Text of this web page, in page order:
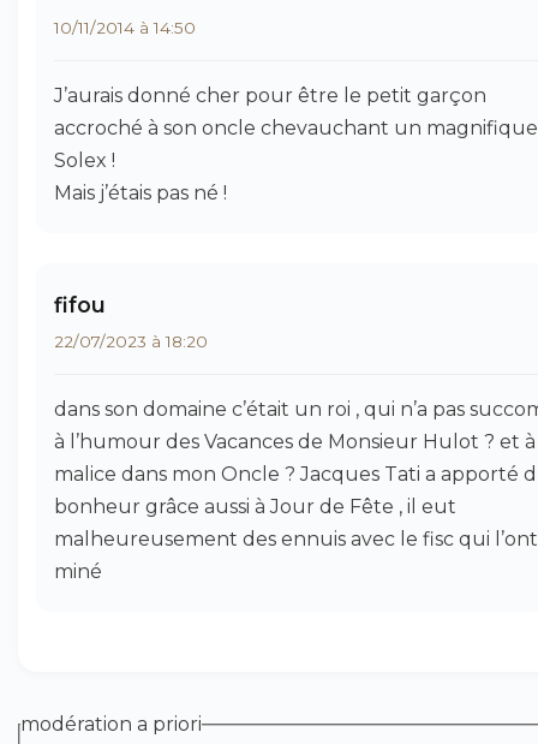
10/11/2014 à 14:50
J’aurais donné cher pour être le petit garçon
accroché à son oncle chevauchant un magnifique
Solex !
Mais j’étais pas né !
fifou
22/07/2023 à 18:20
dans son domaine c’était un roi , qui n’a pas
à l’humour des Vacances de Monsieur Hulot ? et
malice dans mon Oncle ? Jacques Tati a apporté
bonheur grâce aussi à Jour de Fête , il eut
malheureusement des ennuis avec le fisc qui l’ont
miné
modération a priori